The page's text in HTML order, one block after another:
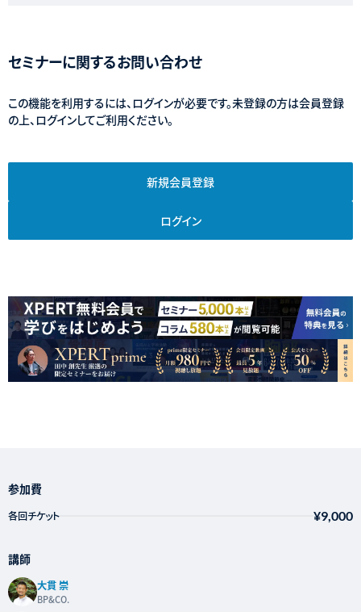
参加費
各回チケット ¥9,000
講師
大貫 崇
BP&CO.
セミナーに関するお問い合わせ
この機能を利用するには、ログインが必要です。未登録の方は会員登録
の上、ログインしてご利用ください。
新規会員登録
ログイン